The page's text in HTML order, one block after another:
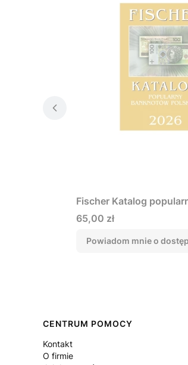
Fischer Katalog
Cena
65,00 zł
Powiadom mnie o
Linki w stopce
CENTRUM POMOCY
Kontakt
O firmie